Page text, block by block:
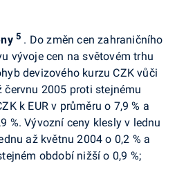
5 . Do změn cen zahraničního
vývoje cen na světovém trhu
devizového kurzu CZK vůči
červnu 2005 proti stejnému
k EUR v průměru o 7,9 % a
%. Vývozní ceny klesly v lednu
až květnu 2004 o 0,2 % a
období nižší o 0,9 %;